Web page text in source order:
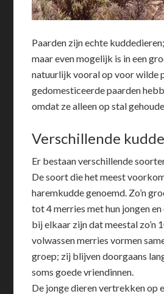
Paarden zijn echte
maar even mogelijk is in een
natuurlijk vooral op voor wilde
gedomesticeerde paarden
omdat ze alleen op stal
Verschillende
Er bestaan verschillende
De soort die het meest
haremkudde genoemd. Zo’n
tot 4 merries met hun jongen en
bij elkaar zijn dat meestal zo’n
volwassen merries vormen
groep; zij blijven doorgaans
soms goede vriendinnen.
De jonge dieren vertrekken op